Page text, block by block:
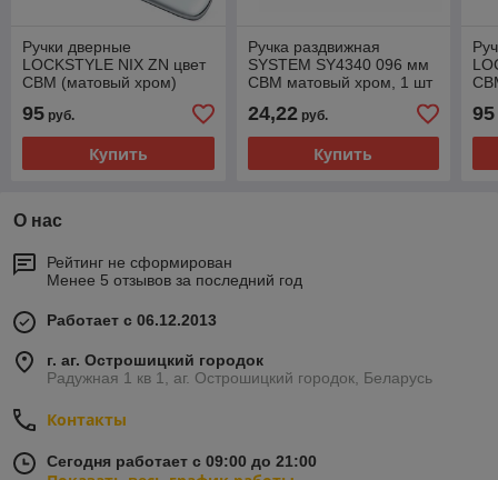
Ручки дверные
LOCKSTYLE NIX ZN цвет
CBM (матовый хром)
95 руб.
Купить
Ручка раздвижная
SYSTEM SY4340 096 мм
CBM матовый хром, 1 шт
24,22руб.
Купить
95
О нас
Рейтинг не сформирован
Менее 5 отзывов за последний год
Работает с 06.12.2013
г. аг. Острошицкий городок
Радужная 1 кв 1, аг. Острошицкий городок, Беларусь
Контакты
Сегодня работает с 09:00 до 21:00